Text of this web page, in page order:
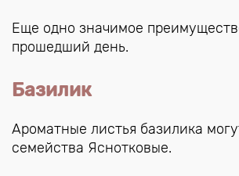
Еще одно значимое
прошедший день.
Базилик
Ароматные листья базилика
семейства Яснотковые.